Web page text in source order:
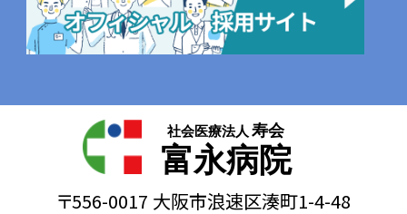
社会医療法人 寿会
富永病院
〒556-0017 大阪市浪速区湊町1-4-48